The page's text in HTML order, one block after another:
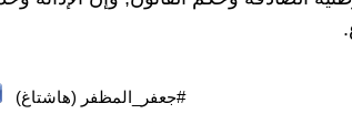
#جعفر_المظفر (هاشتاغ)